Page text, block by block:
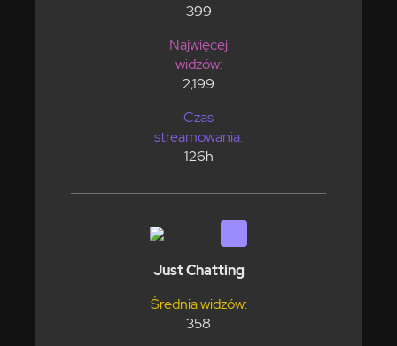
399
Najwięcej
widzów:
2,199
Czas
streamowania:
126h
Just Chatting
Średnia widzów:
358